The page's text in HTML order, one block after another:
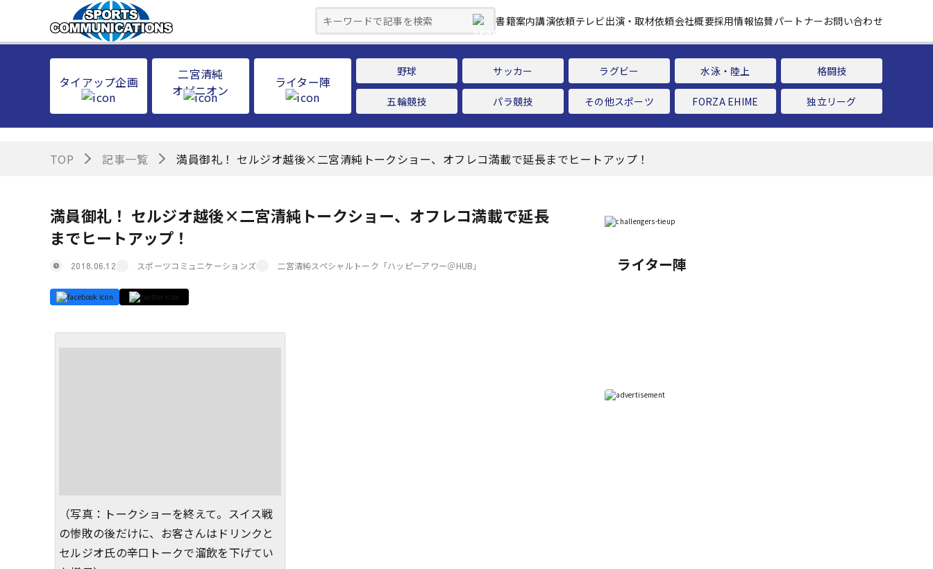
書籍案内講演依頼テレビ出演・取材依頼会社概要採用情報協賛パートナーお問い合わせ
タイアップ企画
二宮清純
オピニオン
ライター陣
野球 サッカー ラグビー 水泳・陸上 格闘技
五輪競技 パラ競技 その他スポーツ FORZA EHIME 独立リーグ
TOP 記事一覧 満員御礼！ セルジオ越後×二宮清純トークショー、オフレコ満載で延長までヒートアップ！
満員御礼！ セルジオ越後×二宮清純トークショー、オフレコ満載で延長
までヒートアップ！
2018.06.12 スポーツコミュニケーションズ 二宮清純スペシャルトーク「ハッピーアワー＠HUB」
（写真：トークショーを終えて。スイス戦
の惨敗の後だけに、お客さんはドリンクと
セルジオ氏の辛口トークで溜飲を下げてい
ライター陣